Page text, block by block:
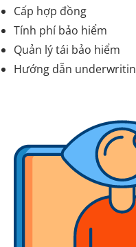
Cấp hợp đồng
Tính phí bảo hiểm
Quản lý tái bảo hiểm
Hướng dẫn